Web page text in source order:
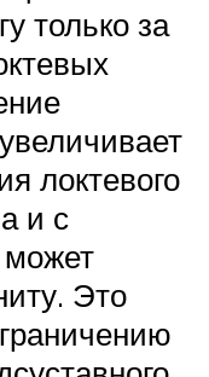
только за
локтевого
и с
Это